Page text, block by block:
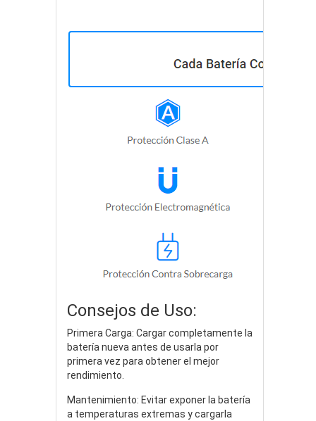
Consejos de Uso:
Primera Carga: Cargar completamente la
batería nueva antes de usarla por
primera vez para obtener el mejor
rendimiento.
Mantenimiento: Evitar exponer la batería
a temperaturas extremas y cargarla